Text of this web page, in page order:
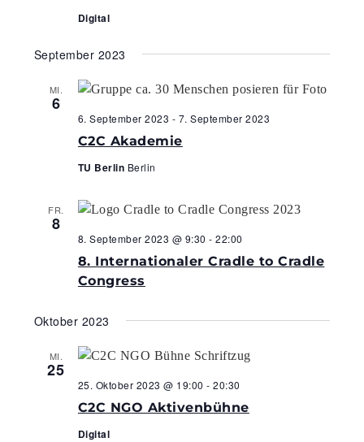
Digital
September 2023
MI.
6
C2C Akademie
6. September 2023 - 7. September 2023
TU Berlin Berlin
FR.
8
8. Internationaler Cradle to Cradle
Congress
8. September 2023 @ 9:30 -22:00
Oktober 2023
MI.
25
C2C NGO Aktivenbühne
25. Oktober 2023 @ 19:00 -20:30
Digital